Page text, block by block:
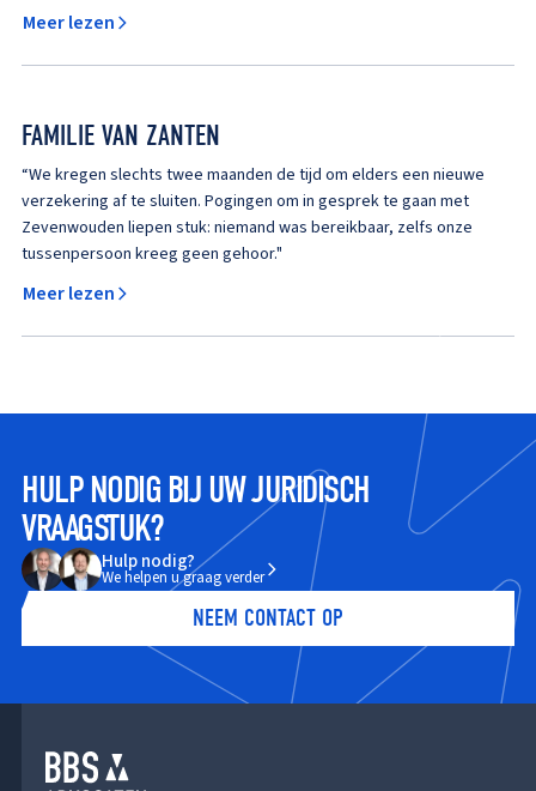
Meer lezen
FAMILIE VAN ZANTEN
“We kregen slechts twee maanden de tijd om elders een nieuwe
verzekering af te sluiten. Pogingen om in gesprek te gaan met
Zevenwouden liepen stuk: niemand was bereikbaar, zelfs onze
tussenpersoon kreeg geen gehoor."
Meer lezen
HULP NODIG BIJ UW JURIDISCH
VRAAGSTUK?
Hulp nodig?
We helpen u graag verder
NEEM CONTACT OP